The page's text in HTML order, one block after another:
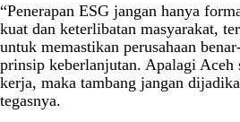
“Penerapan ESG jangan hanya
kuat dan keterlibatan masyarakat,
untuk memastikan perusahaan
prinsip keberlanjutan. Apalagi Aceh
kerja, maka tambang jangan
tegasnya.